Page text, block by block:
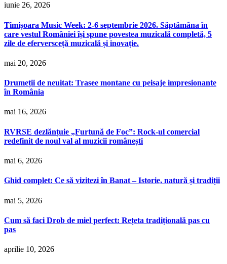
iunie 26, 2026
Timișoara Music Week: 2-6 septembrie 2026. Săptămâna în
care vestul României își spune povestea muzicală completă, 5
zile de eferversceță muzicală și inovație.
mai 20, 2026
Drumeții de neuitat: Trasee montane cu peisaje impresionante
în România
mai 16, 2026
RVRSE dezlănțuie „Furtună de Foc”: Rock-ul comercial
redefinit de noul val al muzicii românești
mai 6, 2026
Ghid complet: Ce să vizitezi în Banat – Istorie, natură și tradiții
mai 5, 2026
Cum să faci Drob de miel perfect: Rețeta tradițională pas cu
pas
aprilie 10, 2026